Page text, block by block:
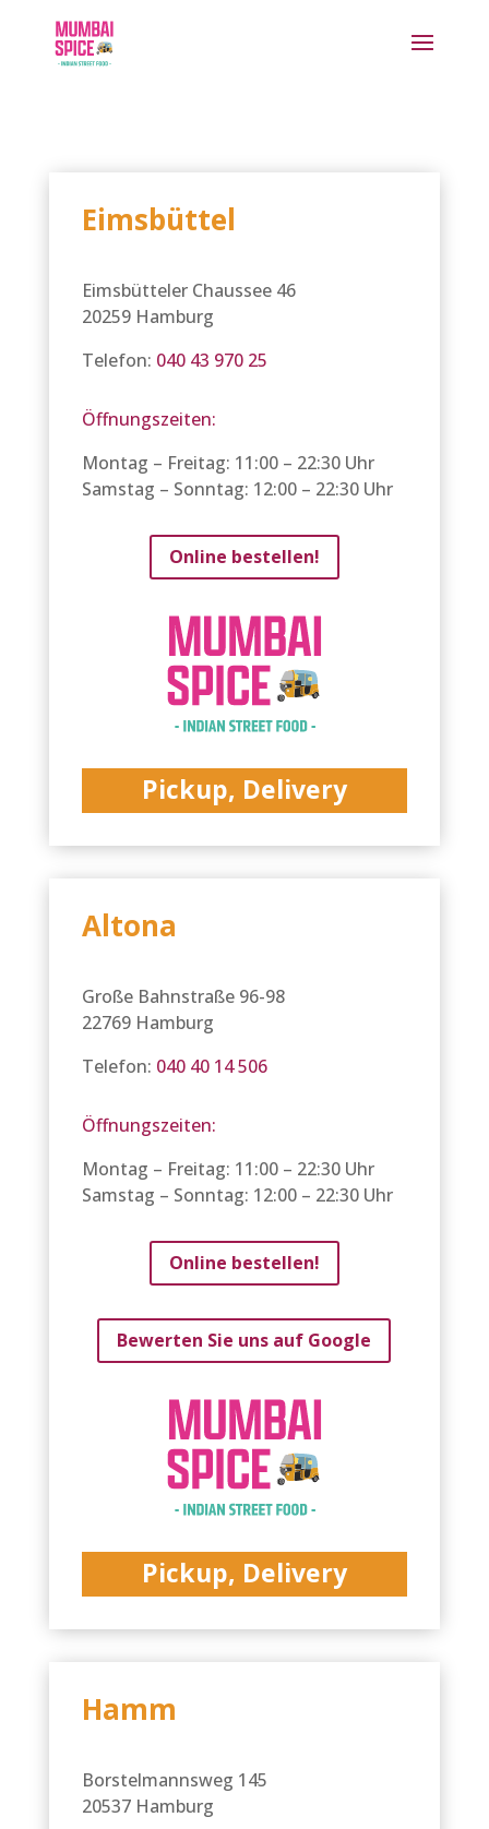
Eimsbüttel
Eimsbütteler Chaussee 46
20259 Hamburg
Telefon: 040 43 970 25
Öffnungszeiten:
Montag – Freitag: 11:00 – 22:30 Uhr
Samstag – Sonntag: 12:00 – 22:30 Uhr
Online bestellen!
Pickup, Delivery
Altona
Große Bahnstraße 96-98
22769 Hamburg
Telefon: 040 40 14 506
Öffnungszeiten:
Montag – Freitag: 11:00 – 22:30 Uhr
Samstag – Sonntag: 12:00 – 22:30 Uhr
Online bestellen!
Bewerten Sie uns auf Google
Pickup, Delivery
Hamm
Borstelmannsweg 145
20537 Hamburg